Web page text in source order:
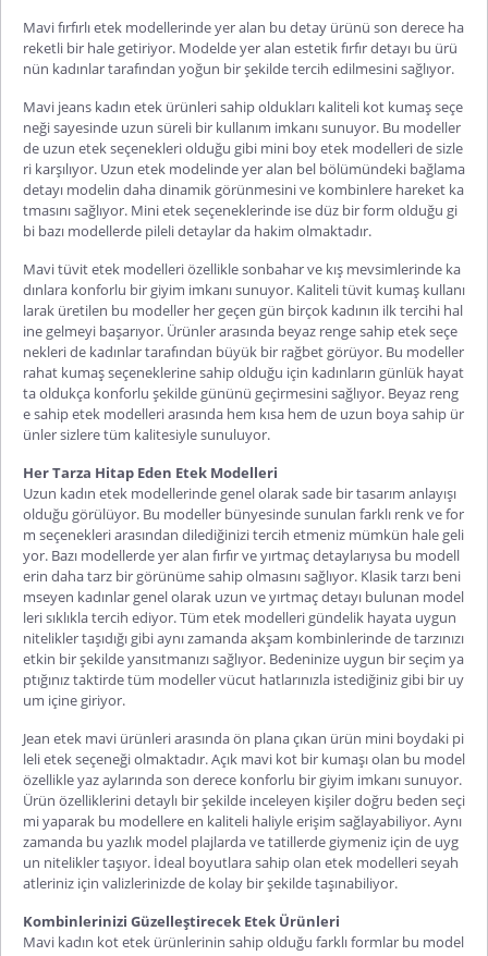
Mavi fırfırlı etek modellerinde yer alan bu detay ürünü son derece ha
reketli bir hale getiriyor. Modelde yer alan estetik fırfır detayı bu ürü
nün kadınlar tarafından yoğun bir şekilde tercih edilmesini sağlıyor.
Mavi jeans kadın etek ürünleri sahip oldukları kaliteli kot kumaş seçe
neği sayesinde uzun süreli bir kullanım imkanı sunuyor. Bu modeller
de uzun etek seçenekleri olduğu gibi mini boy etek modelleri de sizle
ri karşılıyor. Uzun etek modelinde yer alan bel bölümündeki bağlama
detayı modelin daha dinamik görünmesini ve kombinlere hareket ka
tmasını sağlıyor. Mini etek seçeneklerinde ise düz bir form olduğu gi
bi bazı modellerde pileli detaylar da hakim olmaktadır.
Mavi tüvit etek modelleri özellikle sonbahar ve kış mevsimlerinde ka
dınlara konforlu bir giyim imkanı sunuyor. Kaliteli tüvit kumaş kullanı
larak üretilen bu modeller her geçen gün birçok kadının ilk tercihi hal
ine gelmeyi başarıyor. Ürünler arasında beyaz renge sahip etek seçe
nekleri de kadınlar tarafından büyük bir rağbet görüyor. Bu modeller
rahat kumaş seçeneklerine sahip olduğu için kadınların günlük hayat
ta oldukça konforlu şekilde gününü geçirmesini sağlıyor. Beyaz reng
e sahip etek modelleri arasında hem kısa hem de uzun boya sahip ür
ünler sizlere tüm kalitesiyle sunuluyor.
Her Tarza Hitap Eden Etek Modelleri
Uzun kadın etek modellerinde genel olarak sade bir tasarım anlayışı
olduğu görülüyor. Bu modeller bünyesinde sunulan farklı renk ve for
m seçenekleri arasından dilediğinizi tercih etmeniz mümkün hale geli
yor. Bazı modellerde yer alan fırfır ve yırtmaç detaylarıysa bu modell
erin daha tarz bir görünüme sahip olmasını sağlıyor. Klasik tarzı beni
mseyen kadınlar genel olarak uzun ve yırtmaç detayı bulunan model
leri sıklıkla tercih ediyor. Tüm etek modelleri gündelik hayata uygun
nitelikler taşıdığı gibi aynı zamanda akşam kombinlerinde de tarzınızı
etkin bir şekilde yansıtmanızı sağlıyor. Bedeninize uygun bir seçim ya
ptığınız taktirde tüm modeller vücut hatlarınızla istediğiniz gibi bir uy
um içine giriyor.
Jean etek mavi ürünleri arasında ön plana çıkan ürün mini boydaki pi
leli etek seçeneği olmaktadır. Açık mavi kot bir kumaşı olan bu model
özellikle yaz aylarında son derece konforlu bir giyim imkanı sunuyor.
Ürün özelliklerini detaylı bir şekilde inceleyen kişiler doğru beden seçi
mi yaparak bu modellere en kaliteli haliyle erişim sağlayabiliyor. Aynı
zamanda bu yazlık model plajlarda ve tatillerde giymeniz için de uyg
un nitelikler taşıyor. İdeal boyutlara sahip olan etek modelleri seyah
atleriniz için valizlerinizde de kolay bir şekilde taşınabiliyor.
Kombinlerinizi Güzelleştirecek Etek Ürünleri
Mavi kadın kot etek ürünlerinin sahip olduğu farklı formlar bu model